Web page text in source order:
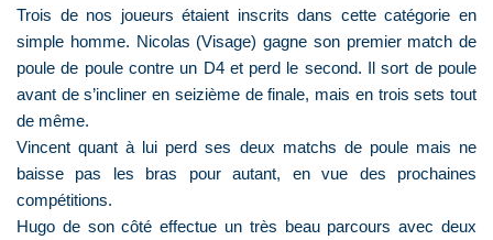
Trois de nos joueurs étaient inscrits dans cette catégorie en
simple homme. Nicolas (Visage) gagne son premier match de
poule de poule contre un D4 et perd le second. Il sort de poule
avant de s’incliner en seizième de finale, mais en trois sets tout
de même.
Vincent quant à lui perd ses deux matchs de poule mais ne
baisse pas les bras pour autant, en vue des prochaines
compétitions.
Hugo de son côté effectue un très beau parcours avec deux